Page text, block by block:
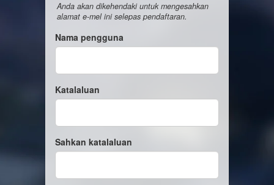
Anda akan dikehendaki untuk mengesahkan
alamat e-mel ini selepas pendaftaran.
Nama pengguna
Katalaluan
Sahkan katalaluan